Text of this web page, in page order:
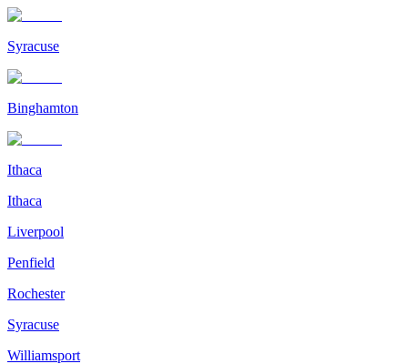
Syracuse
Binghamton
Ithaca
Ithaca
Liverpool
Penfield
Rochester
Syracuse
Williamsport